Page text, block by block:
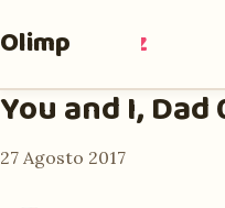
Olimpia Ruiz
You and I,
27 Agosto 2017